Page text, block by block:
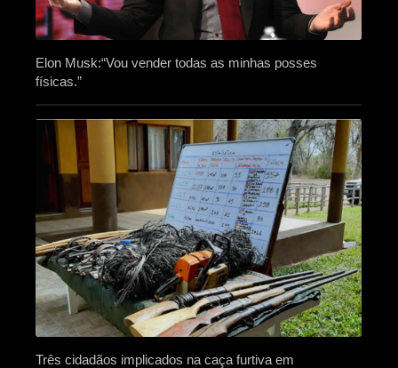
Elon Musk:“Vou vender todas as minhas posses
físicas.”
Três cidadãos implicados na caça furtiva em